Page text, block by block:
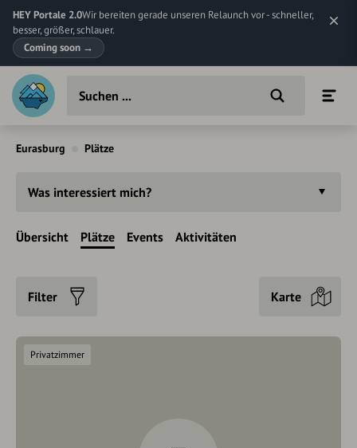
HEY Portale 2.0Wir bereiten gerade unseren Relaunch vor - schneller,
besser, größer, schlauer.
Coming soon →
Eurasburg Plätze
Was interessiert mich?
Übersicht Plätze Events Aktivitäten
Filter Karte
Privatzimmer